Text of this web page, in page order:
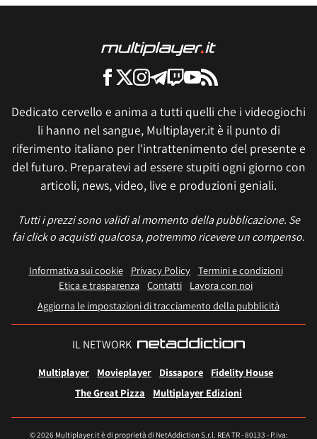
Dedicato cervello e anima a tutti quelli che i videogiochi
li hanno nel sangue, Multiplayer.it è il punto di
riferimento italiano per l'intrattenimento del presente e
del futuro. Preparatevi ad essere stupiti ogni giorno con
articoli, news, video, live e produzioni geniali.
Tutti i prezzi sono validi al momento della pubblicazione. Se
fai click o acquisti qualcosa, potremmo ricevere un compenso.
Informativa sui cookie Privacy Policy
Termini e condizioni
Etica e trasparenza Contatti
Lavora con noi
Aggiorna le impostazioni di tracciamento della pubblicità
IL NETWORK
Multiplayer Movieplayer Dissapore
Fidelity House
The Great Pizza
Multiplayer Edizioni
© 2026 Multiplayer.it è di proprietà di NetAddiction S.r.l. REA TR - 80133 - P.iva: